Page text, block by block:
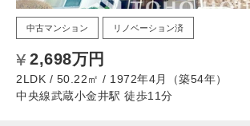
中古マンション リノベーション済
2,698万円
2LDK / 50.22㎡ / 1972年4月（築54年）
中央線武蔵小金井駅 徒歩11分